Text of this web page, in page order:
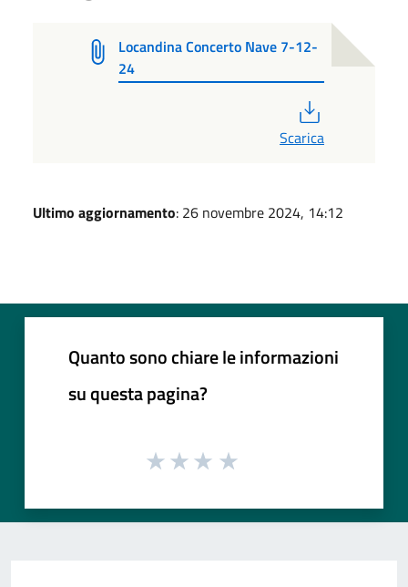
Locandina Concerto Nave 7-12-
24
Scarica
Ultimo aggiornamento: 26 novembre 2024, 14:12
Quanto sono chiare le informazioni
su questa pagina?